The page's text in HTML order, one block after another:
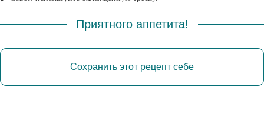
Приятного аппетита!
Сохранить этот рецепт себе